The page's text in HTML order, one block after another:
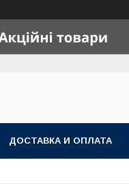
ДОСТАВКА И ОПЛАТА